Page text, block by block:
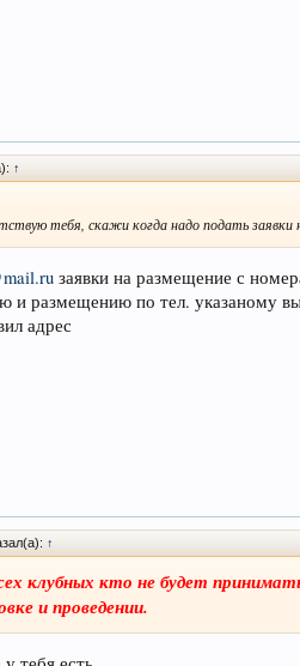
↑
тебя, скажи когда надо подать заявки
заявки на размещение с
и размещению по тел. указаному
адрес
↑
клубных кто не будет
и проведении.